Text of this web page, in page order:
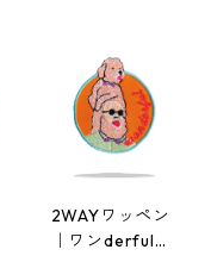
2WAYワッペン
｜ワンderful！